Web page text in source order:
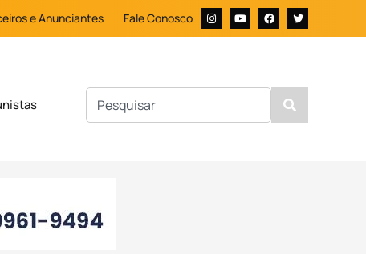
e Anunciantes Fale Conosco